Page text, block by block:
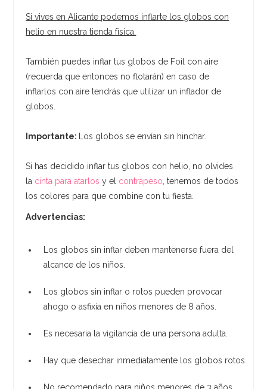
Si vives en Alicante podemos inflarte los globos con
helio en nuestra tienda física.
También puedes inflar tus globos de Foil con aire
(recuerda que entonces no flotarán) en caso de
inflarlos con aire tendrás que utilizar un inflador de
globos.
Importante: Los globos se envían sin hinchar.
Si has decidido inflar tus globos con helio, no olvides
la cinta para atarlos y el contrapeso , tenemos de todos
los colores para que combine con tu fiesta.
Advertencias:
Los globos sin inflar deben mantenerse fuera del
alcance de los niños.
Los globos sin inflar o rotos pueden provocar
ahogo o asfixia en niños menores de 8 años.
Es necesaria la vigilancia de una persona adulta.
Hay que desechar inmediatamente los globos rotos.